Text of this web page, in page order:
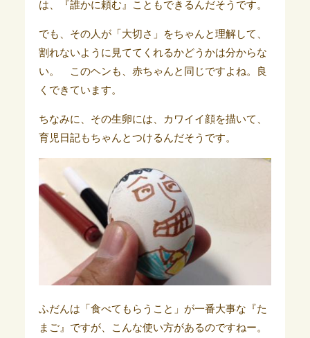
は、『誰かに頼む』こともできるんだそうです。
でも、その人が「大切さ」をちゃんと理解して、
割れないように見ててくれるかどうかは分からな
い。 このヘンも、赤ちゃんと同じですよね。良
くできています。
ちなみに、その生卵には、カワイイ顔を描いて、
育児日記もちゃんとつけるんだそうです。
ふだんは「食べてもらうこと」が一番大事な『た
まご』ですが、こんな使い方があるのですねー。